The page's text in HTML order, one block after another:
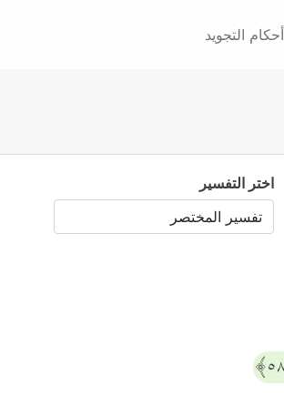
أحكام التجويد
اختر التفسير